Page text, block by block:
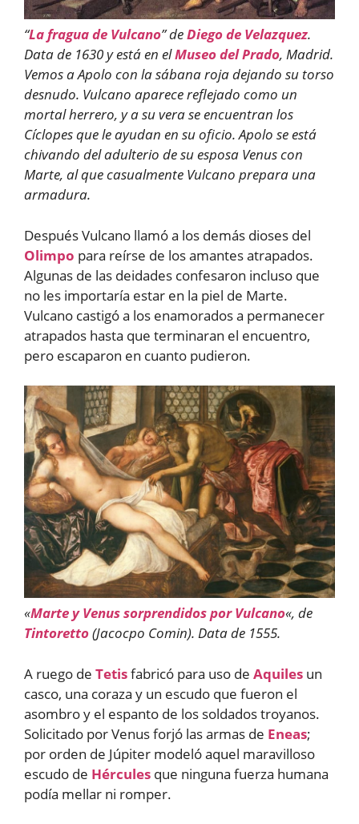
“La fragua de Vulcano” deDiego de Velazquez.
Data de 1630 y está en elMuseo del Prado, Madrid.
Vemos a Apolo con la sábana roja dejando su torso
desnudo. Vulcano aparece reflejado como un
mortal herrero, y a su vera se encuentran los
Cíclopes que le ayudan en su oficio. Apolo se está
chivando del adulterio de su esposa Venus con
Marte, al que casualmente Vulcano prepara una
armadura.
Después Vulcano llamó a los demás dioses del
Olimpo para reírse de los amantes atrapados.
Algunas de las deidades confesaron incluso que
no les importaría estar en la piel de Marte.
Vulcano castigó a los enamorados a permanecer
atrapados hasta que terminaran el encuentro,
pero escaparon en cuanto pudieron.
«Marte y Venus sorprendidos por Vulcano«, de
Tintoretto(Jacocpo Comin). Data de 1555.
A ruego de Tetisfabricó para uso de Aquiles un
casco, una coraza y un escudo que fueron el
asombro y el espanto de los soldados troyanos.
Solicitado por Venus forjó las armas de Eneas;
por orden de Júpiter modeló aquel maravilloso
escudo de Hércules que ninguna fuerza humana
podía mellar ni romper.